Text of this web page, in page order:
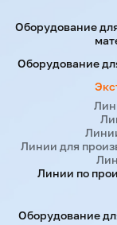
Оборудование
Оборудование
Линии для
Линии по
Оборудование